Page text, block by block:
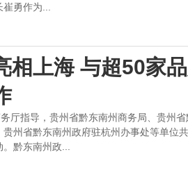
勇作为...
相上海 与超50家
厅指导，贵州省黔东南州商务局、贵州
州省黔东南州政府驻杭州办事处等单位
黔东南州政...